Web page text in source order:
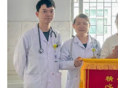
演出
展会 走读海南
人才在线 天涯企服